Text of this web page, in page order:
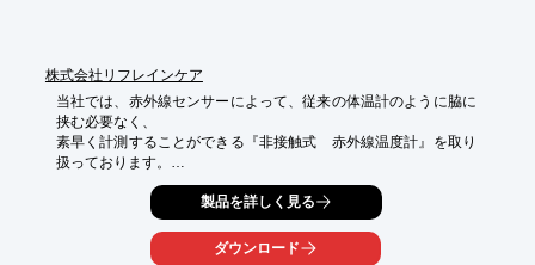
株式会社リフレインケア
当社では、赤外線センサーによって、従来の体温計のように脇に
挟む必要なく、
素早く計測することができる『非接触式　赤外線温度計』を取り
扱っております。
測定後は、自動的にメモリーを保存し、最大32回分まで記録可
また、10秒間未使用の場合は自動的に電源がOFFになるため、
製品を詳しく見る
ダウンロード